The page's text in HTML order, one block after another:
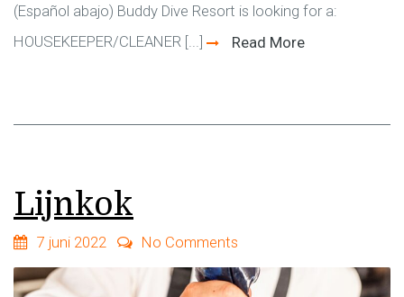
(Español abajo) Buddy Dive Resort is looking for a:
HOUSEKEEPER/CLEANER [...]
Read More
Lijnkok
7 juni 2022 No Comments